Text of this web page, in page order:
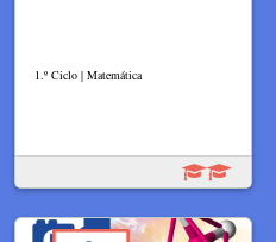
1.º Ciclo | Matemática